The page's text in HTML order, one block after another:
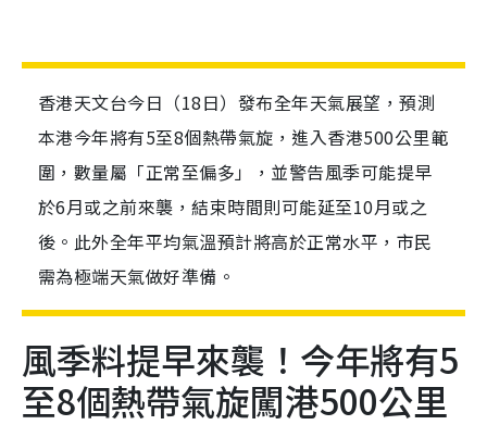
香港天文台今日（18日）發布全年天氣展望，預測
本港今年將有5至8個熱帶氣旋，進入香港500公里範
圍，數量屬「正常至偏多」，並警告風季可能提早
於6月或之前來襲，結束時間則可能延至10月或之
後。此外全年平均氣溫預計將高於正常水平，市民
需為極端天氣做好準備。
風季料提早來襲！今年將有5
至8個熱帶氣旋闖港500公里